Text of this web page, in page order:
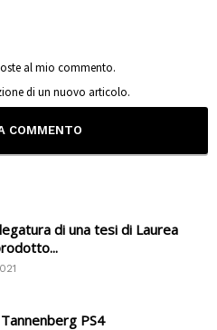
al mio commento.
di un nuovo articolo.
di una tesi di Laurea
PS4